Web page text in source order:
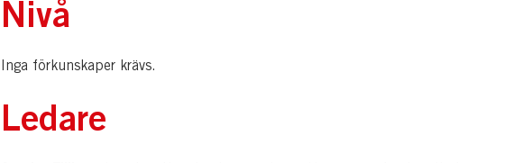
Nivå
Inga förkunskaper krävs.
Ledare